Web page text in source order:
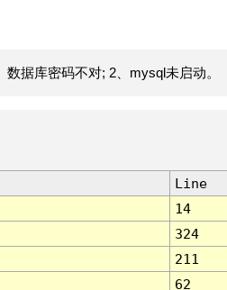
据库密码不对; 2、mysql未启动。
Line
14
324
211
62